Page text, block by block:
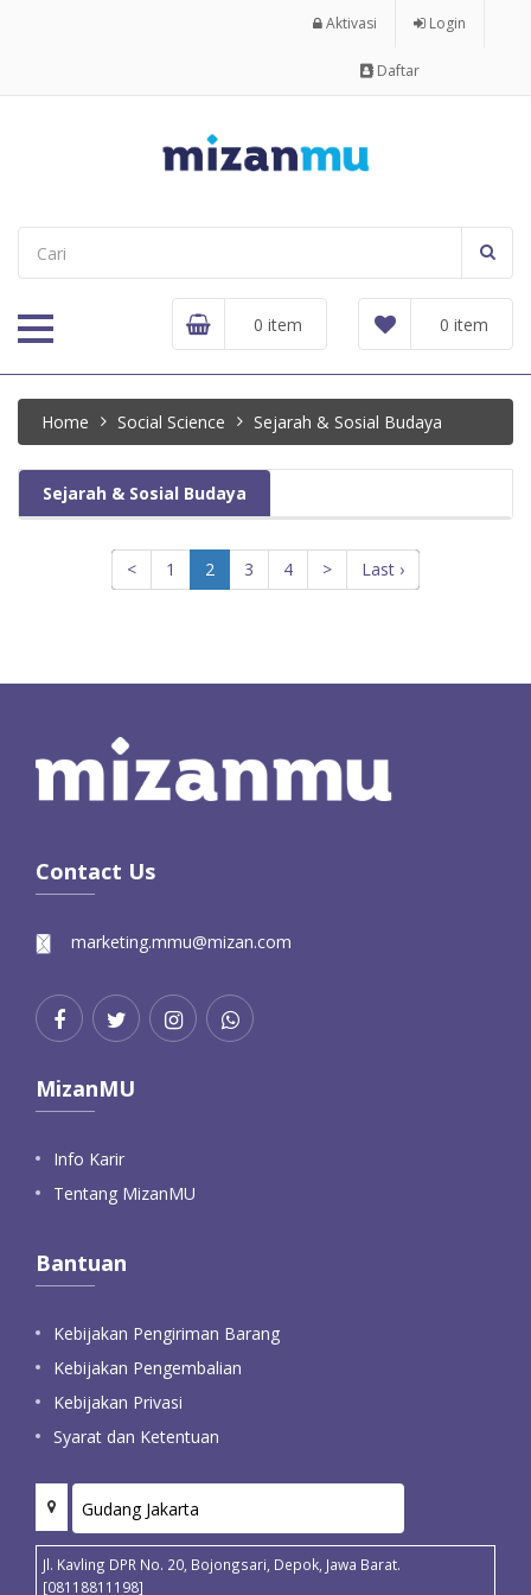
Aktivasi Login
Daftar
0 item
0 item
Home Social Science Sejarah & Sosial Budaya
Sejarah & Sosial Budaya
< 1 2 3 4 > Last ›
Contact Us
marketing.mmu@mizan.com
MizanMU
Info Karir
Tentang MizanMU
Bantuan
Kebijakan Pengiriman Barang
Kebijakan Pengembalian
Kebijakan Privasi
Syarat dan Ketentuan
Jl. Kavling DPR No. 20, Bojongsari, Depok, Jawa Barat.
[08118811198]